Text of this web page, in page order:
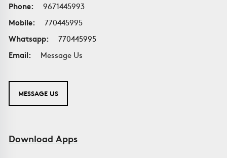
Phone:
9671445993
Mobile:
770445995
Whatsapp:
770445995
Email:
Message Us
MESSAGE US
Download Apps